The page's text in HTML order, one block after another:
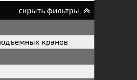
скрыть фильтры
кранов